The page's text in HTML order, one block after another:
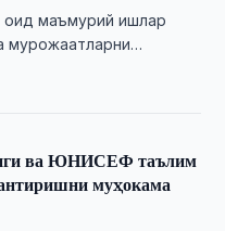
оид маъмурий ишлар
мурожаатларни
ва ЮНИСЕФ таълим
муҳокама